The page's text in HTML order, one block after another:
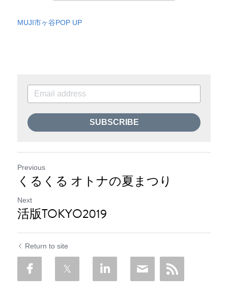
MUJI市ヶ谷POP UP
SUBSCRIBE
Previous
くるくる オトナの夏まつり
Next
活版TOKYO2019
Return to site